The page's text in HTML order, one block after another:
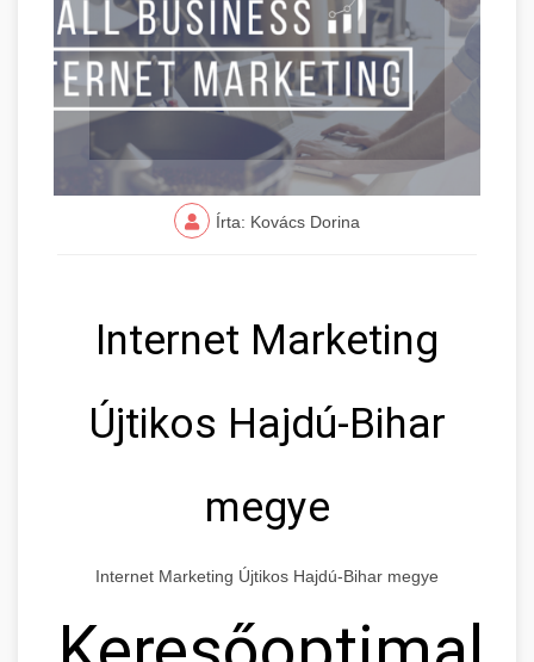
Írta: Kovács Dorina
Internet Marketing
Újtikos Hajdú-Bihar
megye
Internet Marketing Újtikos Hajdú-Bihar megye